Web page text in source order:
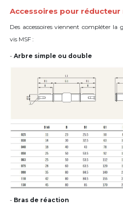
Accessoires pour réducteur
Des accessoires viennent compléter
vis MSF :
- Arbre simple ou double
- Bras de réaction